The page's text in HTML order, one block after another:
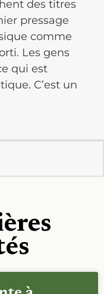
des titres
pressage
comme
Les gens
qui est
C’est un